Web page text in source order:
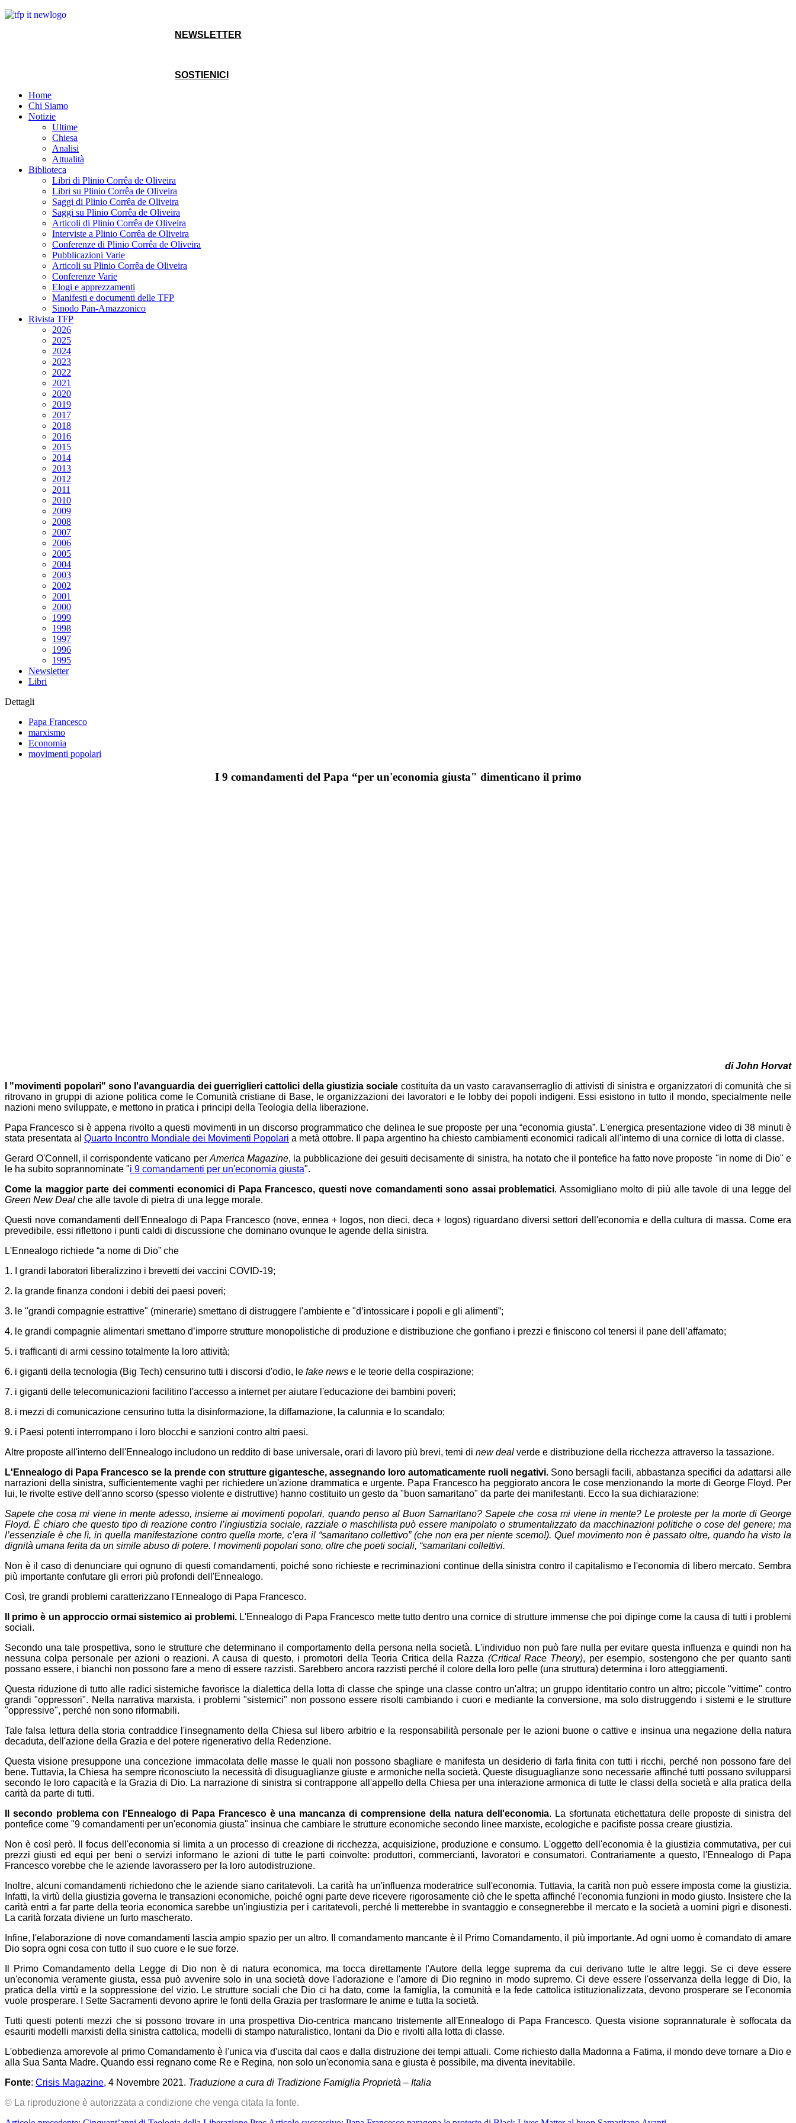
NEWSLETTER
SOSTIENICI
Home
Chi Siamo
Notizie
Ultime
Chiesa
Analisi
Attualità
Biblioteca
Libri di Plinio Corrêa de Oliveira
Libri su Plinio Corrêa de Oliveira
Saggi di Plinio Corrêa de Oliveira
Saggi su Plinio Corrêa de Oliveira
Articoli di Plinio Corrêa de Oliveira
Interviste a Plinio Corrêa de Oliveira
Conferenze di Plinio Corrêa de Oliveira
Pubblicazioni Varie
Articoli su Plinio Corrêa de Oliveira
Conferenze Varie
Elogi e apprezzamenti
Manifesti e documenti delle TFP
Sinodo Pan-Amazzonico
Rivista TFP
2026
2025
2024
2023
2022
2021
2020
2019
2017
2018
2016
2015
2014
2013
2012
2011
2010
2009
2008
2007
2006
2005
2004
2003
2002
2001
2000
1999
1998
1997
1996
1995
Newsletter
Libri
Dettagli
Papa Francesco
marxismo
Economia
movimenti popolari
I 9 comandamenti del Papa “per un'economia giusta" dimenticano il primo
di John Horvat
I "movimenti popolari" sono l'avanguardia dei guerriglieri cattolici della giustizia sociale costituita da un vasto caravanserraglio di attivisti di sinistra e organizzatori di comunità che si
ritrovano in gruppi di azione politica come le Comunità cristiane di Base, le organizzazioni dei lavoratori e le lobby dei popoli indigeni. Essi esistono in tutto il mondo, specialmente nelle
nazioni meno sviluppate, e mettono in pratica i principi della Teologia della liberazione.
Papa Francesco si è appena rivolto a questi movimenti in un discorso programmatico che delinea le sue proposte per una “economia giusta”. L'energica presentazione video di 38 minuti è
stata presentata al Quarto Incontro Mondiale dei Movimenti Popolari a metà ottobre. Il papa argentino ha chiesto cambiamenti economici radicali all'interno di una cornice di lotta di classe.
Gerard O'Connell, il corrispondente vaticano perAmerica Magazine, la pubblicazione dei gesuiti decisamente di sinistra, ha notato che il pontefice ha fatto nove proposte "in nome di Dio" e
le ha subito soprannominate "i 9 comandamenti per un'economia giusta".
Come la maggior parte dei commenti economici di Papa Francesco, questi nove comandamenti sono assai problematici. Assomigliano molto di più alle tavole di una legge del
Green New Deal che alle tavole di pietra di una legge morale.
Questi nove comandamenti dell'Ennealogo di Papa Francesco (nove, ennea + logos, non dieci, deca + logos) riguardano diversi settori dell'economia e della cultura di massa. Come era
prevedibile, essi riflettono i punti caldi di discussione che dominano ovunque le agende della sinistra.
L'Ennealogo richiede “a nome di Dio” che
1. I grandi laboratori liberalizzino i brevetti dei vaccini COVID-19;
2. la grande finanza condoni i debiti dei paesi poveri;
3. le "grandi compagnie estrattive" (minerarie) smettano di distruggere l'ambiente e "d’intossicare i popoli e gli alimenti”;
4. le grandi compagnie alimentari smettano d’imporre strutture monopolistiche di produzione e distribuzione che gonfiano i prezzi e finiscono col tenersi il pane dell’affamato;
5. i trafficanti di armi cessino totalmente la loro attività;
6. i giganti della tecnologia (Big Tech) censurino tutti i discorsi d'odio, le fake news e le teorie della cospirazione;
7. i giganti delle telecomunicazioni facilitino l'accesso a internet per aiutare l'educazione dei bambini poveri;
8. i mezzi di comunicazione censurino tutta la disinformazione, la diffamazione, la calunnia e lo scandalo;
9. i Paesi potenti interrompano i loro blocchi e sanzioni contro altri paesi.
Altre proposte all'interno dell'Ennealogo includono un reddito di base universale, orari di lavoro più brevi, temi di new deal verde e distribuzione della ricchezza attraverso la tassazione.
L'Ennealogo di Papa Francesco se la prende con strutture gigantesche, assegnando loro automaticamente ruoli negativi. Sono bersagli facili, abbastanza specifici da adattarsi alle
narrazioni della sinistra, sufficientemente vaghi per richiedere un'azione drammatica e urgente. Papa Francesco ha peggiorato ancora le cose menzionando la morte di George Floyd. Per
lui, le rivolte estive dell'anno scorso (spesso violente e distruttive) hanno costituito un gesto da "buon samaritano" da parte dei manifestanti. Ecco la sua dichiarazione:
Sapete che cosa mi viene in mente adesso, insieme ai movimenti popolari, quando penso al Buon Samaritano? Sapete che cosa mi viene in mente? Le proteste per la morte di George
Floyd. È chiaro che questo tipo di reazione contro l’ingiustizia sociale, razziale o maschilista può essere manipolato o strumentalizzato da macchinazioni politiche o cose del genere; ma
l’essenziale è che lì, in quella manifestazione contro quella morte, c’era il “samaritano collettivo” (che non era per niente scemo!). Quel movimento non è passato oltre, quando ha visto la
dignità umana ferita da un simile abuso di potere. I movimenti popolari sono, oltre che poeti sociali, “samaritani collettivi.
Non è il caso di denunciare qui ognuno di questi comandamenti, poiché sono richieste e recriminazioni continue della sinistra contro il capitalismo e l'economia di libero mercato. Sembra
più importante confutare gli errori più profondi dell'Ennealogo.
Così, tre grandi problemi caratterizzano l'Ennealogo di Papa Francesco.
Il primo è un approccio ormai sistemico ai problemi. L'Ennealogo di Papa Francesco mette tutto dentro una cornice di strutture immense che poi dipinge come la causa di tutti i problemi
sociali.
Secondo una tale prospettiva, sono le strutture che determinano il comportamento della persona nella società. L'individuo non può fare nulla per evitare questa influenza e quindi non ha
nessuna colpa personale per azioni o reazioni. A causa di questo, i promotori della Teoria Critica della Razza (Critical Race Theory), per esempio, sostengono che per quanto santi
possano essere, i bianchi non possono fare a meno di essere razzisti. Sarebbero ancora razzisti perché il colore della loro pelle (una struttura) determina i loro atteggiamenti.
Questa riduzione di tutto alle radici sistemiche favorisce la dialettica della lotta di classe che spinge una classe contro un'altra; un gruppo identitario contro un altro; piccole "vittime" contro
grandi "oppressori". Nella narrativa marxista, i problemi "sistemici" non possono essere risolti cambiando i cuori e mediante la conversione, ma solo distruggendo i sistemi e le strutture
"oppressive", perché non sono riformabili.
Tale falsa lettura della storia contraddice l'insegnamento della Chiesa sul libero arbitrio e la responsabilità personale per le azioni buone o cattive e insinua una negazione della natura
decaduta, dell'azione della Grazia e del potere rigenerativo della Redenzione.
Questa visione presuppone una concezione immacolata delle masse le quali non possono sbagliare e manifesta un desiderio di farla finita con tutti i ricchi, perché non possono fare del
bene. Tuttavia, la Chiesa ha sempre riconosciuto la necessità di disuguaglianze giuste e armoniche nella società. Queste disuguaglianze sono necessarie affinché tutti possano svilupparsi
secondo le loro capacità e la Grazia di Dio. La narrazione di sinistra si contrappone all'appello della Chiesa per una interazione armonica di tutte le classi della società e alla pratica della
carità da parte di tutti.
Il secondo problema con l'Ennealogo di Papa Francesco è una mancanza di comprensione della natura dell'economia. La sfortunata etichettatura delle proposte di sinistra del
pontefice come "9 comandamenti per un'economia giusta" insinua che cambiare le strutture economiche secondo linee marxiste, ecologiche e pacifiste possa creare giustizia.
Non è così però. Il focus dell'economia si limita a un processo di creazione di ricchezza, acquisizione, produzione e consumo. L'oggetto dell'economia è la giustizia commutativa, per cui
prezzi giusti ed equi per beni o servizi informano le azioni di tutte le parti coinvolte: produttori, commercianti, lavoratori e consumatori. Contrariamente a questo, l'Ennealogo di Papa
Francesco vorebbe che le aziende lavorassero per la loro autodistruzione.
Inoltre, alcuni comandamenti richiedono che le aziende siano caritatevoli. La carità ha un'influenza moderatrice sull'economia. Tuttavia, la carità non può essere imposta come la giustizia.
Infatti, la virtù della giustizia governa le transazioni economiche, poiché ogni parte deve ricevere rigorosamente ciò che le spetta affinché l'economia funzioni in modo giusto. Insistere che la
carità entri a far parte della teoria economica sarebbe un'ingiustizia per i caritatevoli, perché li metterebbe in svantaggio e consegnerebbe il mercato e la società a uomini pigri e disonesti.
La carità forzata diviene un furto mascherato.
Infine, l'elaborazione di nove comandamenti lascia ampio spazio per un altro. Il comandamento mancante è il Primo Comandamento, il più importante. Ad ogni uomo è comandato di amare
Dio sopra ogni cosa con tutto il suo cuore e le sue forze.
Il Primo Comandamento della Legge di Dio non è di natura economica, ma tocca direttamente l'Autore della legge suprema da cui derivano tutte le altre leggi. Se ci deve essere
un'economia veramente giusta, essa può avvenire solo in una società dove l'adorazione e l'amore di Dio regnino in modo supremo. Ci deve essere l'osservanza della legge di Dio, la
pratica della virtù e la soppressione del vizio. Le strutture sociali che Dio ci ha dato, come la famiglia, la comunità e la fede cattolica istituzionalizzata, devono prosperare se l'economia
vuole prosperare. I Sette Sacramenti devono aprire le fonti della Grazia per trasformare le anime e tutta la società.
Tutti questi potenti mezzi che si possono trovare in una prospettiva Dio-centrica mancano tristemente all'Ennealogo di Papa Francesco. Questa visione soprannaturale è soffocata da
esauriti modelli marxisti della sinistra cattolica, modelli di stampo naturalistico, lontani da Dio e rivolti alla lotta di classe.
L'obbedienza amorevole al primo Comandamento è l'unica via d'uscita dal caos e dalla distruzione dei tempi attuali. Come richiesto dalla Madonna a Fatima, il mondo deve tornare a Dio e
alla Sua Santa Madre. Quando essi regnano come Re e Regina, non solo un'economia sana e giusta è possibile, ma diventa inevitabile.
Fonte: Crisis Magazine, 4 Novembre 2021. Traduzione a cura di Tradizione Famiglia Proprietà – Italia
© La riproduzione è autorizzata a condizione che venga citata la fonte.